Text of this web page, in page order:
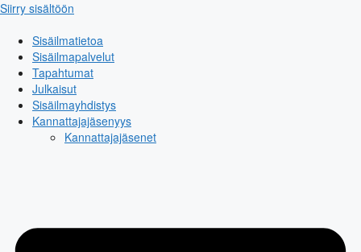
Siirry sisältöön
Sisäilmatietoa
Sisäilmapalvelut
Tapahtumat
Julkaisut
Sisäilmayhdistys
Kannattajajäsenyys
Kannattajajäsenet